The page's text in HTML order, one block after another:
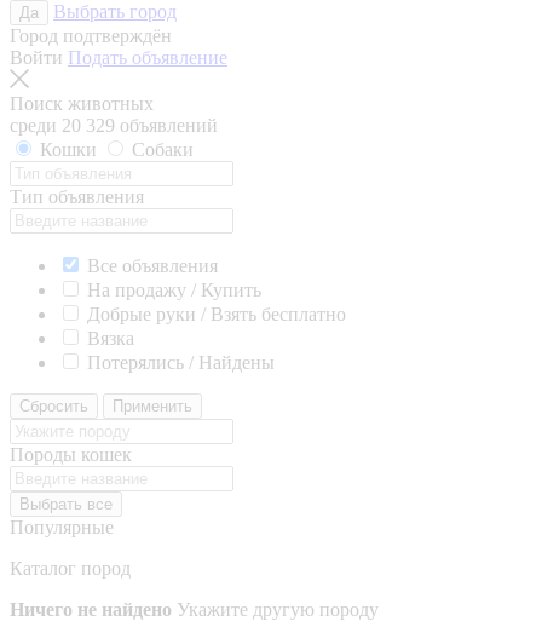
Да
Выбрать город
Город подтверждён
Войти Подать объявление
Поиск животных
среди 20 329 объявлений
Кошки
Собаки
Тип объявления
Все объявления
На продажу / Купить
Добрые руки / Взять бесплатно
Вязка
Потерялись / Найдены
Сбросить Применить
Породы кошек
Выбрать все
Популярные
Каталог пород
Ничего не найдено Укажите другую породу